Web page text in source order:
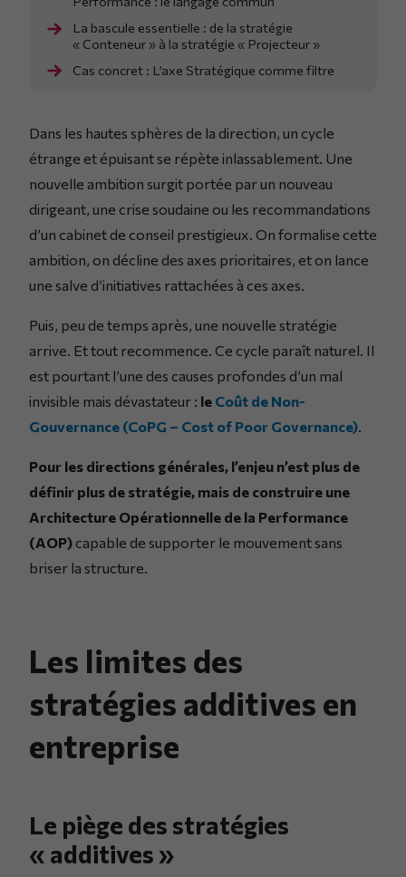
La bascule essentielle : de la stratégie
« Conteneur » à la stratégie « Projecteur »
Cas concret : L’axe Stratégique comme filtre
Dans les hautes sphères de la direction, un cycle
étrange et épuisant se répète inlassablement. Une
nouvelle ambition surgit portée par un nouveau
dirigeant, une crise soudaine ou les recommandations
d’un cabinet de conseil prestigieux. On formalise cette
ambition, on décline des axes prioritaires, et on lance
une salve d’initiatives rattachées à ces axes.
Puis, peu de temps après, une nouvelle stratégie
arrive. Et tout recommence. Ce cycle paraît naturel. Il
est pourtant l’une des causes profondes d’un mal
invisible mais dévastateur : le Coût de Non-
Gouvernance (CoPG – Cost of Poor Governance).
Pour les directions générales, l’enjeu n’est plus de
définir plus de stratégie, mais de construire une
Architecture Opérationnelle de la Performance
(AOP) capable de supporter le mouvement sans
briser la structure.
Les limites des
stratégies additives en
entreprise
Le piège des stratégies
« additives »